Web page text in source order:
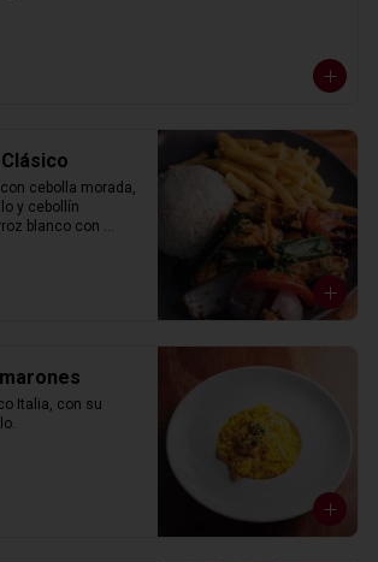
cebolla morada,
y cebollín
blanco con
Italia, con su